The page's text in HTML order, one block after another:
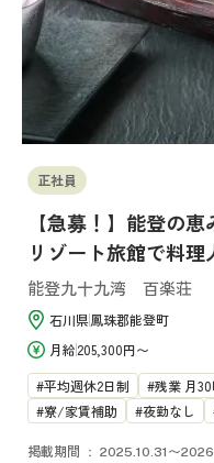
正社員
【急募！】能登の
リゾート旅館で料理
能登九十九湾 百楽荘
石川県鳳珠郡能登町
月給205,300円〜
平均週休2日制
残業 月
寮/家賃補助
夜勤なし
掲載期間 2025.10.31〜